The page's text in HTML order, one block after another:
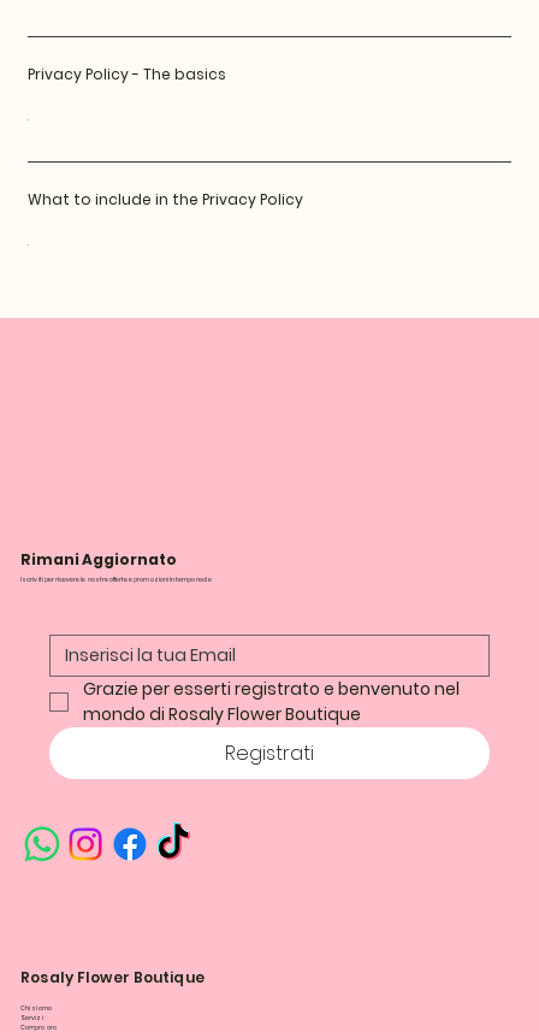
Privacy Policy - The basics
.
What to include in the Privacy Policy
.
Rimani Aggiornato
Iscriviti per ricevere le nostre offerte e promozioni in tempo reale
Grazie per esserti registrato e benvenuto nel
mondo di Rosaly Flower Boutique
Registrati
Rosaly Flower Boutique
Chi siamo
Servizi
Compra ora